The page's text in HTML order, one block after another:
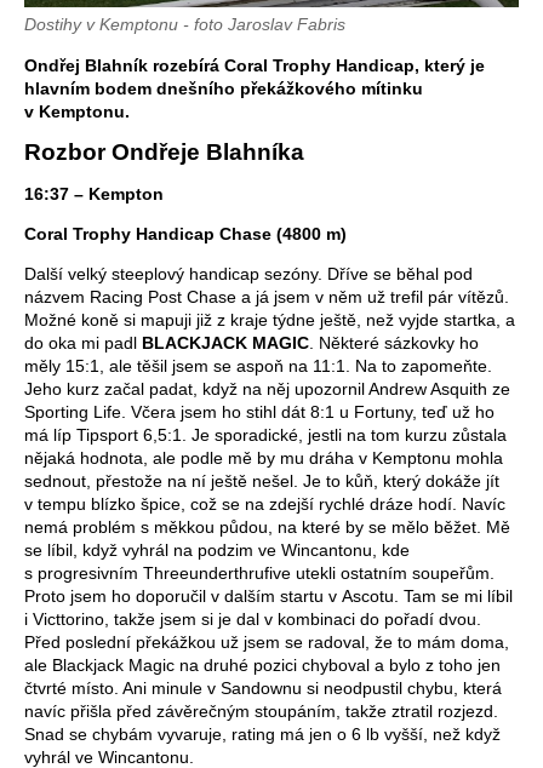
Dostihy v Kemptonu - foto Jaroslav Fabris
Ondřej Blahník rozebírá Coral Trophy Handicap, který je
hlavním bodem dnešního překážkového mítinku
v Kemptonu.
Rozbor Ondřeje Blahníka
16:37 – Kempton
Coral Trophy Handicap Chase (4800 m)
Další velký steeplový handicap sezóny. Dříve se běhal pod
názvem Racing Post Chase a já jsem v něm už trefil pár vítězů.
Možné koně si mapuji již z kraje týdne ještě, než vyjde startka, a
do oka mi padl BLACKJACK MAGIC . Některé sázkovky ho
měly 15:1, ale těšil jsem se aspoň na 11:1. Na to zapomeňte.
Jeho kurz začal padat, když na něj upozornil Andrew Asquith ze
Sporting Life. Včera jsem ho stihl dát 8:1 u Fortuny, teď už ho
má líp Tipsport 6,5:1. Je sporadické, jestli na tom kurzu zůstala
nějaká hodnota, ale podle mě by mu dráha v Kemptonu mohla
sednout, přestože na ní ještě nešel. Je to kůň, který dokáže jít
v tempu blízko špice, což se na zdejší rychlé dráze hodí. Navíc
nemá problém s měkkou půdou, na které by se mělo běžet. Mě
se líbil, když vyhrál na podzim ve Wincantonu, kde
s progresivním Threeunderthrufive utekli ostatním soupeřům.
Proto jsem ho doporučil v dalším startu v Ascotu. Tam se mi líbil
i Victtorino, takže jsem si je dal v kombinaci do pořadí dvou.
Před poslední překážkou už jsem se radoval, že to mám doma,
ale Blackjack Magic na druhé pozici chyboval a bylo z toho jen
čtvrté místo. Ani minule v Sandownu si neodpustil chybu, která
navíc přišla před závěrečným stoupáním, takže ztratil rozjezd.
Snad se chybám vyvaruje, rating má jen o 6 lb vyšší, než když
vyhrál ve Wincantonu.